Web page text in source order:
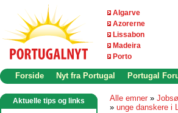
Algarve
Azorerne
Lissabon
Madeira
Porto
Forside Nyt fra Portugal Portugal
Aktuelle tips og links Alle emner »
» unge danskere i